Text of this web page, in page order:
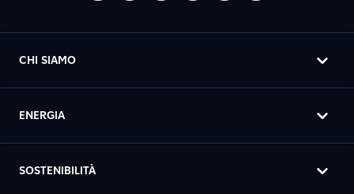
CHI SIAMO
ENERGIA
SOSTENIBILITÀ